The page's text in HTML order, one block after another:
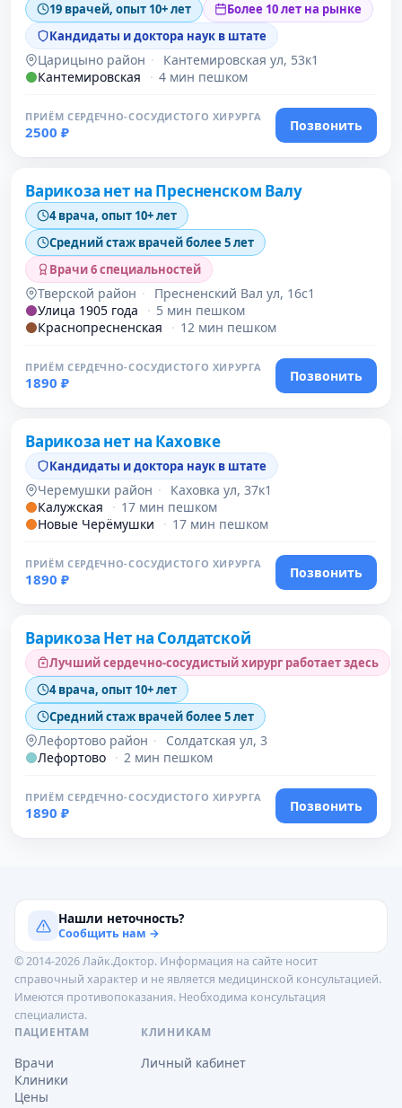
19 врачей, опыт 10+ лет
Более 10 лет на рынке
Кандидаты и доктора наук в штате
Царицыно район ·
Кантемировская ул, 53к1
Кантемировская
· 4 мин пешком
ПРИЁМ СЕРДЕЧНО-СОСУДИСТОГО ХИРУРГА
2500 ₽
Позвонить
Проверено
Варикоза нет на Пресненском Валу
4 врача, опыт 10+ лет
Средний стаж врачей более 5 лет
Врачи 6 специальностей
Тверской район ·
Пресненский Вал ул, 16с1
Улица 1905 года
· 5 мин пешком
Краснопресненская
· 12 мин пешком
ПРИЁМ СЕРДЕЧНО-СОСУДИСТОГО ХИРУРГА
1890 ₽
Позвонить
Проверено
Варикоза нет на Каховке
Кандидаты и доктора наук в штате
Черемушки район ·
Каховка ул, 37к1
Калужская
· 17 мин пешком
Новые Черёмушки
· 17 мин пешком
ПРИЁМ СЕРДЕЧНО-СОСУДИСТОГО ХИРУРГА
1890 ₽
Позвонить
Проверено
Варикоза Нет на Солдатской
Лучший сердечно-сосудистый хирург работает здесь
4 врача, опыт 10+ лет
Средний стаж врачей более 5 лет
Лефортово район ·
Солдатская ул, 3
Лефортово · 2 мин пешком
ПРИЁМ СЕРДЕЧНО-СОСУДИСТОГО ХИРУРГА
1890 ₽ Позвонить
Нашли неточность?
Сообщить нам →
© 2014-2026 Лайк.Доктор. Информация на сайте носит
справочный характер и не является медицинской консультацией.
Имеются противопоказания. Необходима консультация
специалиста.
ПАЦИЕНТАМ
Врачи
Клиники
Цены
КЛИНИКАМ
Личный кабинет